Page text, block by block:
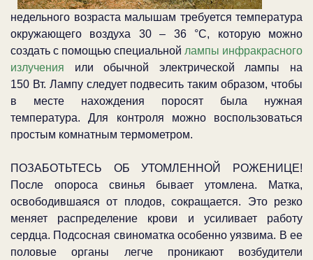
недельного возраста малышам требуется температура
окружающего воздуха 30 – 36 °С, которую можно
создать с помощью специальной лампы инфракрасного
излучения или обычной электрической лампы на
150 Вт. Лампу следует подвесить таким образом, чтобы
в месте нахождения поросят была нужная
температура. Для контроля можно воспользоваться
простым комнатным термометром.
ПОЗАБОТЬТЕСЬ ОБ УТОМЛЕННОЙ РОЖЕНИЦЕ!
После опороса свинья бывает утомлена. Матка,
освободившаяся от плодов, сокращается. Это резко
меняет распределение крови и усиливает работу
сердца. Подсосная свиноматка особенно уязвима. В ее
половые органы легче проникают возбудители